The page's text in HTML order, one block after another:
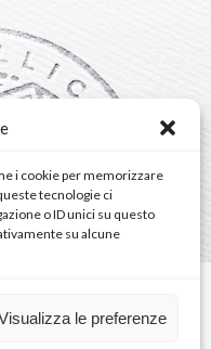
i cookie per memorizzare
tecnologie ci
o ID unici su questo
su alcune
le preferenze